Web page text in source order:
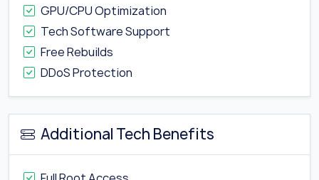
GPU/CPU Optimization
Tech Software Support
Free Rebuilds
DDoS Protection
Additional Tech Benefits